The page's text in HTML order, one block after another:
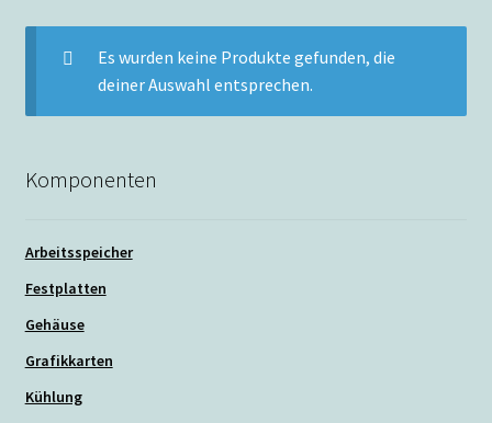
Es wurden keine Produkte gefunden, die
deiner Auswahl entsprechen.
Komponenten
Arbeitsspeicher
Festplatten
Gehäuse
Grafikkarten
Kühlung